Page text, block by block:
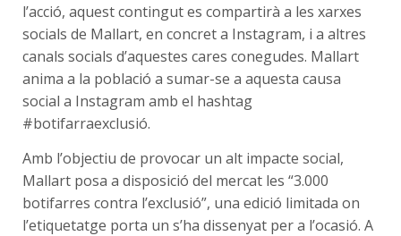
l’acció, aquest contingut es compartirà a les xarxes
socials de Mallart, en concret a Instagram, i a altres
canals socials d’aquestes cares conegudes. Mallart
anima a la població a sumar-se a aquesta causa
social a Instagram amb el hashtag
#botifarraexclusió.
Amb l’objectiu de provocar un alt impacte social,
Mallart posa a disposició del mercat les “3.000
botifarres contra l’exclusió”, una edició limitada on
l’etiquetatge porta un s’ha dissenyat per a l’ocasió. A